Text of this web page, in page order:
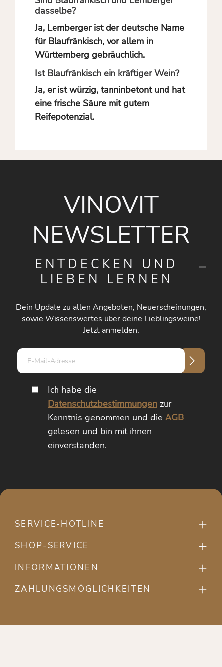
dasselbe?
Ja, Lemberger ist der deutsche Name
für Blaufränkisch, vor allem in
Württemberg gebräuchlich.
Ist Blaufränkisch ein kräftiger Wein?
Ja, er ist würzig, tanninbetont und hat
eine frische Säure mit gutem
Reifepotenzial.
VINOVIT
NEWSLETTER
ENTDECKEN UND
LIEBEN LERNEN
Dein Update zu allen Angeboten, Neuerscheinungen,
sowie Wissenswertes über deine Lieblingsweine!
Jetzt anmelden:
Adresse*
Ich habe die
Datenschutzbestimmungenzur
Kenntnis genommen und die AGB
gelesen und bin mit ihnen
einverstanden.
SERVICE-HOTLINE
SHOP-SERVICE
INFORMATIONEN
ZAHLUNGSMÖGLICHKEITEN